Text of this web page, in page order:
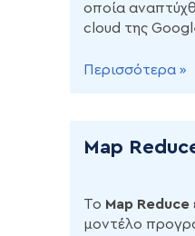
οποία
cloud της
συνόλων
Περισσότερα »
Map
Το Map Reduce
μοντέλο